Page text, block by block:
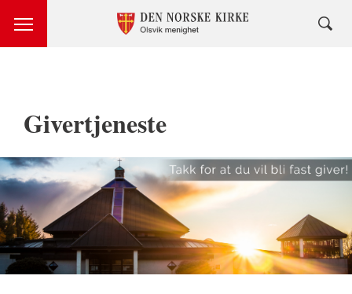
Givertjeneste